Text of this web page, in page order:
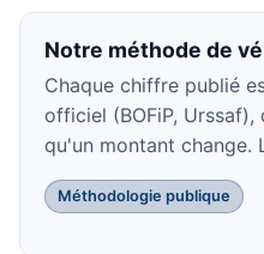
Notre méthode de
Chaque chiffre publié
officiel (BOFiP,
qu'un montant change.
Méthodologie publique